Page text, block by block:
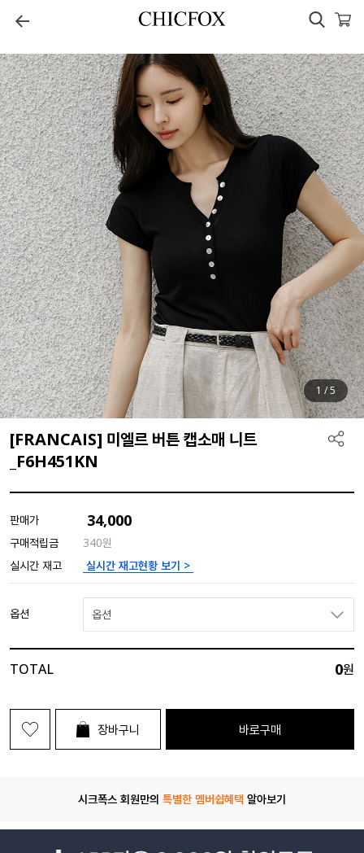
1 /5
[FRANCAIS] 미엘르 버튼 캡소매 니트
_F6H451KN
판매가 34,000
구매적립금
340원
실시간 재고
실시간 재고현황 보기 >
옵션 옵션
TOTAL 0원
장바구니 바로구매
시크폭스 회원만의 특별한 멤버쉽혜택 알아보기